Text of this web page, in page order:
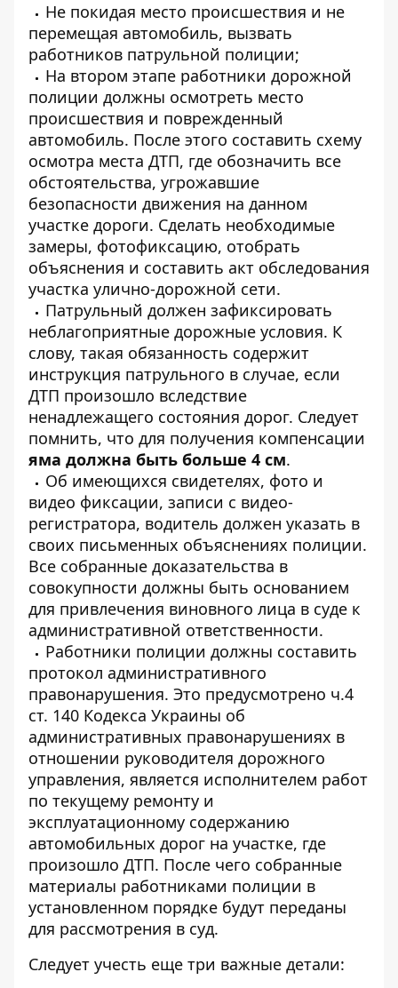
Не покидая место происшествия и не
перемещая автомобиль, вызвать
работников патрульной полиции;
На втором этапе работники дорожной
полиции должны осмотреть место
происшествия и поврежденный
автомобиль. После этого составить схему
осмотра места ДТП, где обозначить все
обстоятельства, угрожавшие
безопасности движения на данном
участке дороги. Сделать необходимые
замеры, фотофиксацию, отобрать
объяснения и составить акт обследования
участка улично-дорожной сети.
Патрульный должен зафиксировать
неблагоприятные дорожные условия. К
слову, такая обязанность содержит
инструкция патрульного в случае, если
ДТП произошло вследствие
ненадлежащего состояния дорог. Следует
помнить, что для получения компенсации
яма должна быть больше 4 см.
Об имеющихся свидетелях, фото и
видео фиксации, записи с видео-
регистратора, водитель должен указать в
своих письменных объяснениях полиции.
Все собранные доказательства в
совокупности должны быть основанием
для привлечения виновного лица в суде к
административной ответственности.
Работники полиции должны составить
протокол административного
правонарушения. Это предусмотрено ч.4
ст. 140 Кодекса Украины об
административных правонарушениях в
отношении руководителя дорожного
управления, является исполнителем работ
по текущему ремонту и
эксплуатационному содержанию
автомобильных дорог на участке, где
произошло ДТП. После чего собранные
материалы работниками полиции в
установленном порядке будут переданы
для рассмотрения в суд.
Следует учесть еще три важные детали: